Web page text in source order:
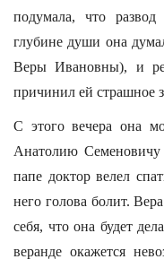
подумала, что
глубине души она
Веры Ивановны), и
причинил ей страшное
С этого вечера она
Анатолию Семеновичу
папе доктор велел
него голова болит.
себя, что она будет
веранде окажется